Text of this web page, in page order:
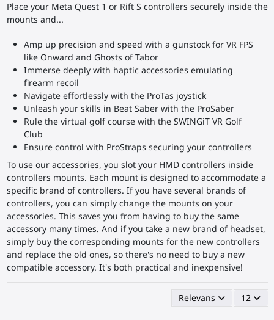
Place your Meta Quest 1 or Rift S controllers securely inside the
mounts and...
Amp up precision and speed with a gunstock for VR FPS
like Onward and Ghosts of Tabor
Immerse deeply with haptic accessories emulating
firearm recoil
Navigate effortlessly with the ProTas joystick
Unleash your skills in Beat Saber with the ProSaber
Rule the virtual golf course with the SWINGiT VR Golf
Club
Ensure control with ProStraps securing your controllers
To use our accessories, you slot your HMD controllers inside
controllers mounts. Each mount is designed to accommodate a
specific brand of controllers. If you have several brands of
controllers, you can simply change the mounts on your
accessories. This saves you from having to buy the same
accessory many times. And if you take a new brand of headset,
simply buy the corresponding mounts for the new controllers
and replace the old ones, so there's no need to buy a new
compatible accessory. It's both practical and inexpensive!
Relevans 12